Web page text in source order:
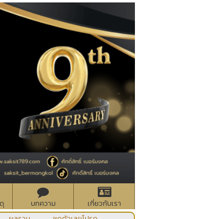
บทความ
เกี่ยวกับเรา